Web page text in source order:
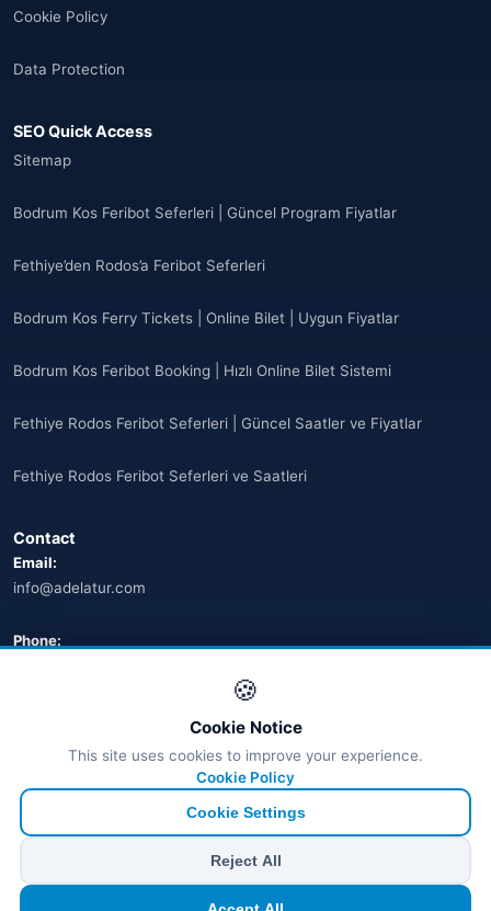
Cookie Policy
Data Protection
SEO Quick Access
Sitemap
Bodrum Kos Feribot Seferleri | Güncel Program Fiyatlar
Fethiye’den Rodos’a Feribot Seferleri
Bodrum Kos Ferry Tickets | Online Bilet | Uygun Fiyatlar
Bodrum Kos Feribot Booking | Hızlı Online Bilet Sistemi
Fethiye Rodos Feribot Seferleri | Güncel Saatler ve Fiyatlar
Fethiye Rodos Feribot Seferleri ve Saatleri
Contact
Email:
info@adelatur.com
Phone:
€ EUR $ USD
🍪
Cookie Notice
This site uses cookies to improve your experience.
Cookie Policy
Cookie Settings
Reject All